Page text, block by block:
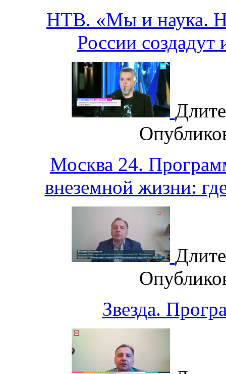
НТВ. «Мы и наука.
России создадут
Москва 24.
внеземной жизни:
Звезда.